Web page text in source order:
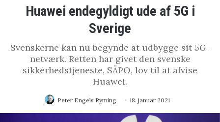
Huawei endegyldigt ude af 5G i
Sverige
Svenskerne kan nu begynde at udbygge sit 5G-
netværk. Retten har givet den svenske
sikkerhedstjeneste, SÄPO, lov til at afvise
Huawei.
Peter Engels Ryming 18. januar 2021